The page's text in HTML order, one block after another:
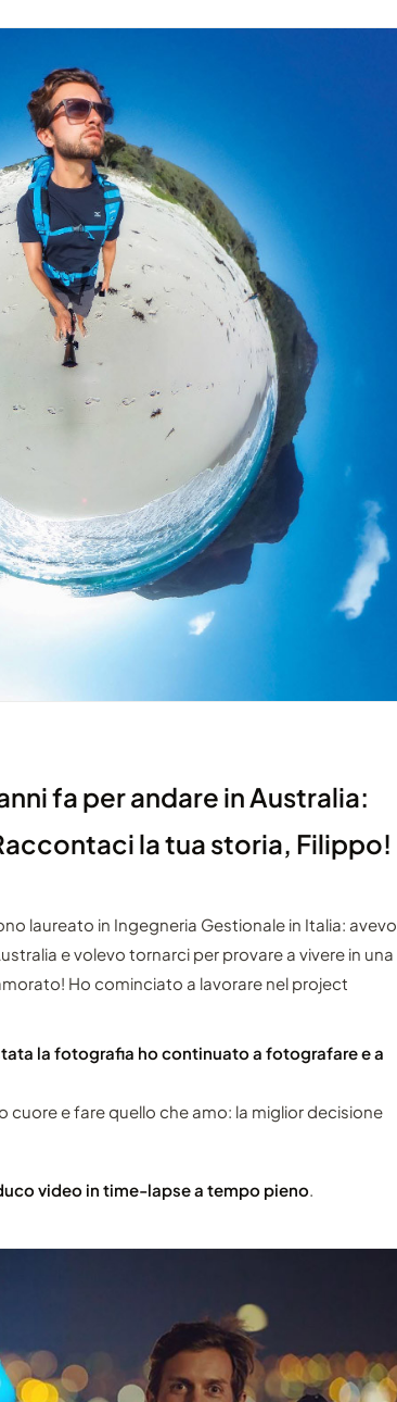
fa per andare in Australia:
la tua storia, Filippo!
laureato in Ingegneria Gestionale in Italia: avevo
e volevo tornarci per provare a vivere in una
Ho cominciato a lavorare nel project
la fotografia ho continuato a fotografare e a
cuore e fare quello che amo: la miglior decisione
video in time-lapse a tempo pieno